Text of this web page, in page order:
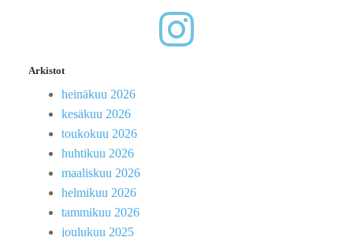
Arkistot
heinäkuu 2026
kesäkuu 2026
toukokuu 2026
huhtikuu 2026
maaliskuu 2026
helmikuu 2026
tammikuu 2026
joulukuu 2025